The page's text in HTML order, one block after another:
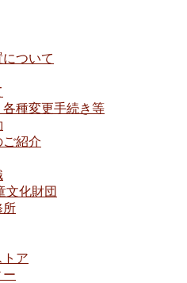
ついて
種変更手続き等
紹介
文化財団
所
トア
ー